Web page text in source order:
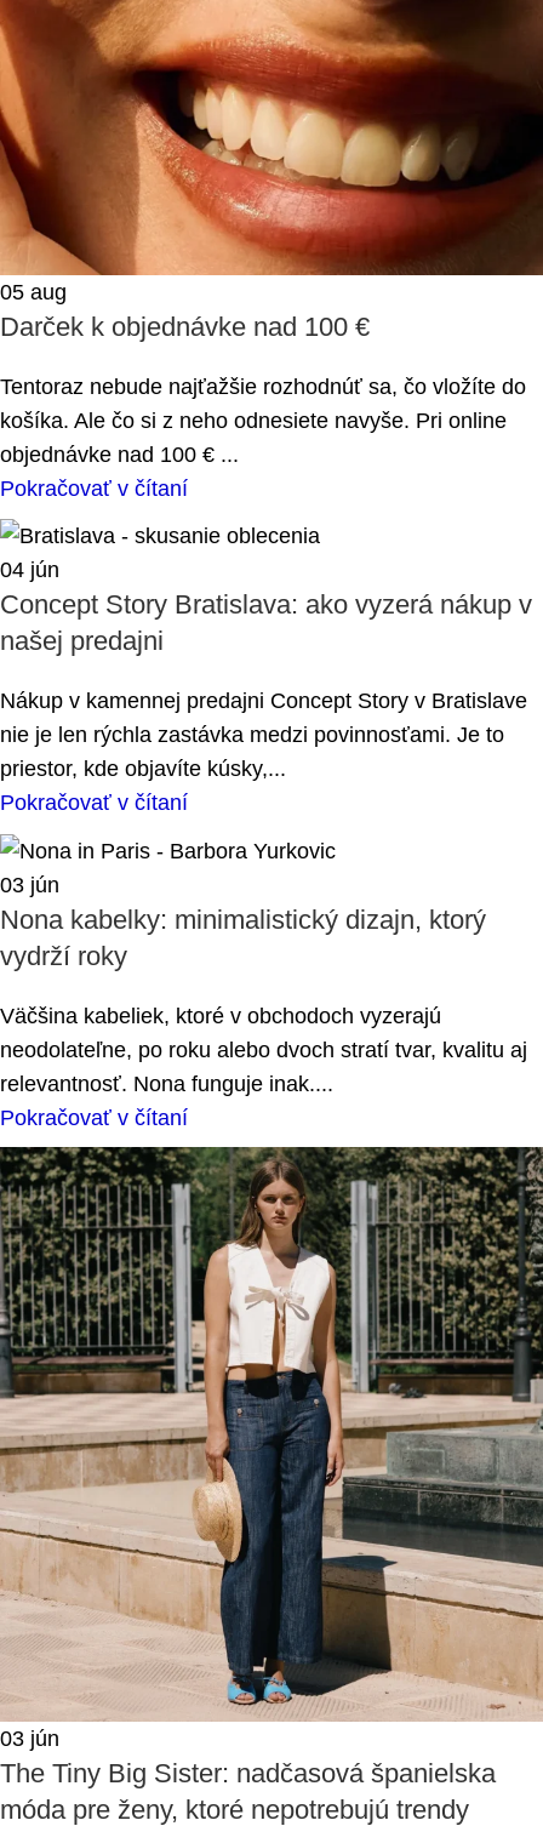
05 aug
Darček k objednávke nad 100 €
Tentoraz nebude najťažšie rozhodnúť sa, čo vložíte do
košíka. Ale čo si z neho odnesiete navyše. Pri online
objednávke nad 100 € ...
Pokračovať v čítaní
04 jún
Concept Story Bratislava: ako vyzerá nákup v
našej predajni
Nákup v kamennej predajni Concept Story v Bratislave
nie je len rýchla zastávka medzi povinnosťami. Je to
priestor, kde objavíte kúsky,...
Pokračovať v čítaní
03 jún
Nona kabelky: minimalistický dizajn, ktorý
vydrží roky
Väčšina kabeliek, ktoré v obchodoch vyzerajú
neodolateľne, po roku alebo dvoch stratí tvar, kvalitu aj
relevantnosť. Nona funguje inak....
Pokračovať v čítaní
03 jún
The Tiny Big Sister: nadčasová španielska
móda pre ženy, ktoré nepotrebujú trendy